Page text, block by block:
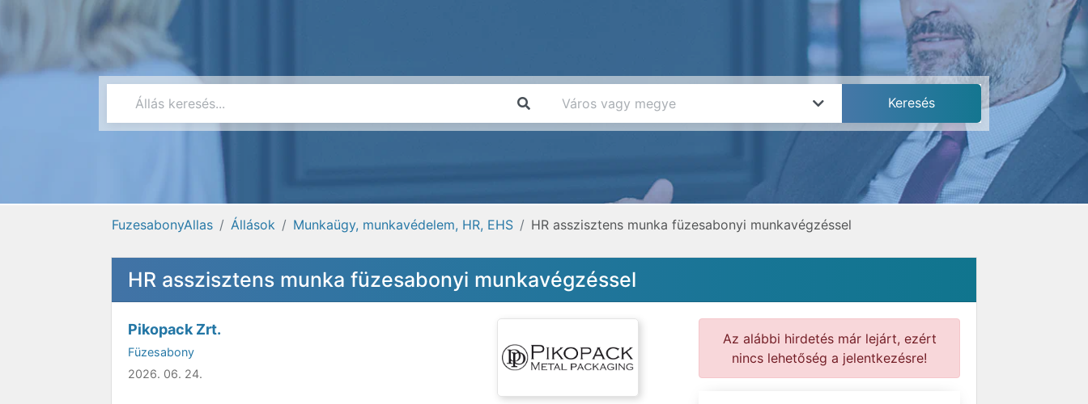
FuzesabonyAllas Állások Munkaügy, munkavédelem, HR, EHS HR asszisztens munka füzesabonyi munkavégzéssel
HR asszisztens munka füzesabonyi munkavégzéssel
Pikopack Zrt.
Füzesabony
2026. 06. 24.
Az alábbi hirdetés már lejárt, ezért
nincs lehetőség a jelentkezésre!